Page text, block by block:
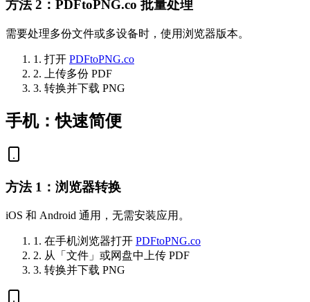
方法 2：PDFtoPNG.co 批量处理
需要处理多份文件或多设备时，使用浏览器版本。
1. 打开 PDFtoPNG.co
2. 上传多份 PDF
3. 转换并下载 PNG
手机：快速简便
方法 1：浏览器转换
iOS 和 Android 通用，无需安装应用。
1. 在手机浏览器打开 PDFtoPNG.co
2. 从「文件」或网盘中上传 PDF
3. 转换并下载 PNG